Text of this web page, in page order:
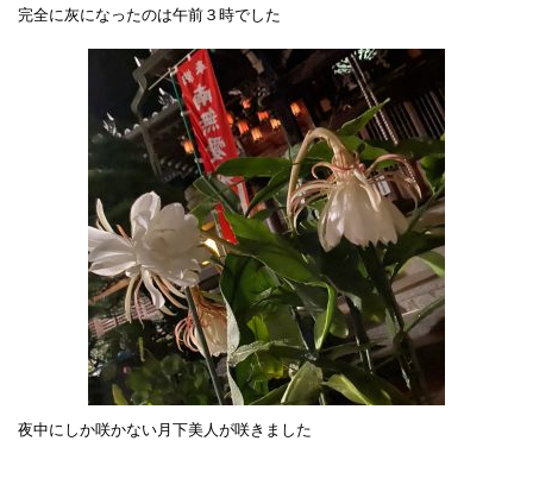
完全に灰になったのは午前３時でした
夜中にしか咲かない月下美人が咲きました